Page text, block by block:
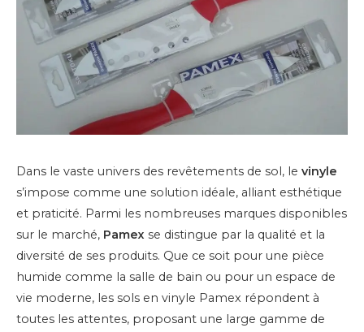
Dans le vaste univers des revêtements de sol, le vinyle
s’impose comme une solution idéale, alliant esthétique
et praticité. Parmi les nombreuses marques disponibles
sur le marché, Pamex se distingue par la qualité et la
diversité de ses produits. Que ce soit pour une pièce
humide comme la salle de bain ou pour un espace de
vie moderne, les sols en vinyle Pamex répondent à
toutes les attentes, proposant une large gamme de